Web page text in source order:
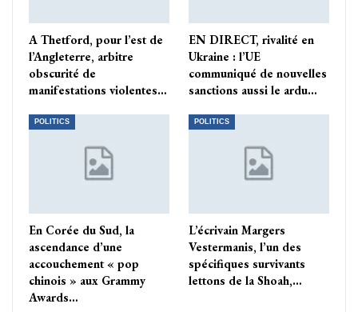
A Thetford, pour l’est de
l’Angleterre, arbitre
obscurité de
manifestations violentes…
EN DIRECT, rivalité en
Ukraine : l’UE
communiqué de nouvelles
sanctions aussi le ardu…
POLITICS
En Corée du Sud, la
ascendance d’une
accouchement « pop
chinois » aux Grammy
Awards…
POLITICS
L’écrivain Margers
Vestermanis, l’un des
spécifiques survivants
lettons de la Shoah,…